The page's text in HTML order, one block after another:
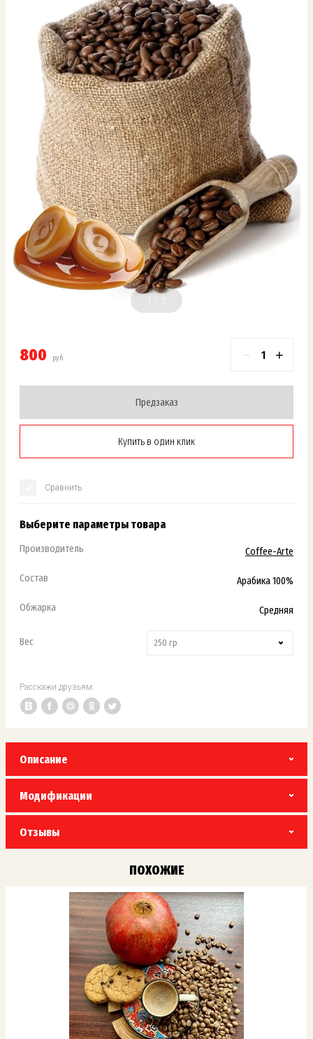
800 руб. − +
Предзаказ
Купить в один клик
Сравнить
Выберите параметры товара
Производитель Coffee-Arte
Состав Арабика 100%
Обжарка Средняя
Вес 250 гр
Расскажи друзьям:
Описание
Модификации
Отзывы
ПОХОЖИЕ